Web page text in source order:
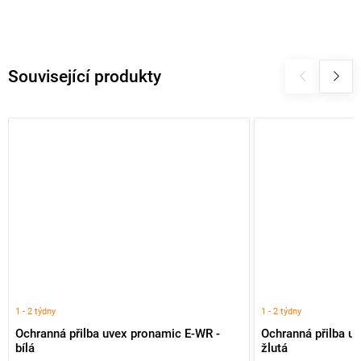
Související produkty
Ochranná přilba uvex pronamic E-WR -
bílá
1 - 2 týdny
Ochranná přilba
žlutá
1 - 2 týdny